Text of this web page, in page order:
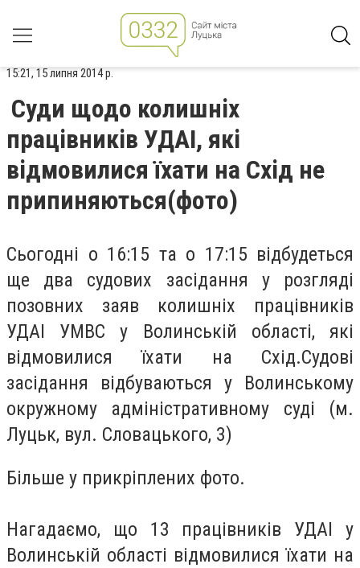
15:21, 15 липня 2014 р.
Суди щодо колишніх
працівників УДАІ, які
відмовилися їхати на Схід не
припиняються(фото)
Сьогодні о 16:15 та о 17:15 відбудеться
ще два судових засідання у розгляді
позовних заяв колишніх працівників
УДАІ УМВС у Волинській області, які
відмовилися їхати на Схід.Судові
засідання відбуваються у Волинському
окружному адміністративному суді (м.
Луцьк, вул. Словацького, 3)
Більше у прикріплених фото.
Нагадаємо, що 13 працівників УДАІ у
Волинській області відмовилися їхати на